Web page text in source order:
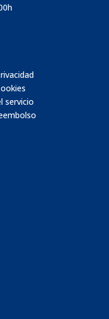
servicio